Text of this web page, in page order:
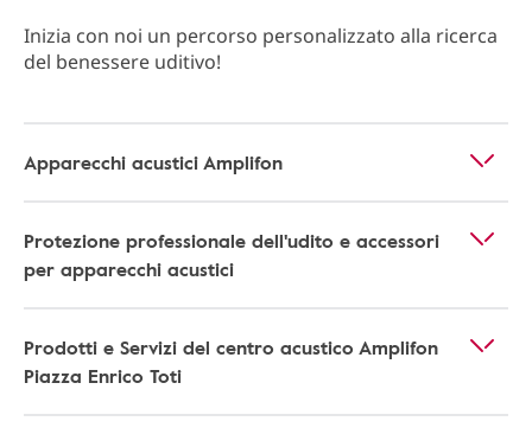
Inizia con noi un percorso personalizzato alla ricerca
del benessere uditivo!
Apparecchi acustici Amplifon
Protezione professionale dell'udito e accessori
per apparecchi acustici
Prodotti e Servizi del centro acustico Amplifon
Piazza Enrico Toti